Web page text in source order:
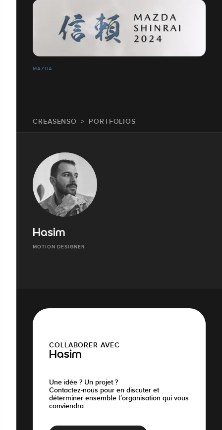
MAZDA
CREASENSO PORTFOLIOS
Hasim
MOTION DESIGNER
COLLABORER AVEC
Hasim
Une idée ? Un projet ?
Contactez-nous pour en discuter et
déterminer ensemble l’organisation qui vous
conviendra.